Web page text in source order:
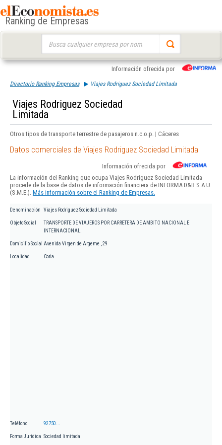
Ranking de Empresas
Información ofrecida por
Directorio Ranking Empresas Viajes Rodriguez Sociedad Limitada
Viajes Rodriguez Sociedad
Limitada
Otros tipos de transporte terrestre de pasajeros n.c.o.p. | Cáceres
Datos comerciales de Viajes Rodriguez Sociedad Limitada
Información ofrecida por
La información del Ranking que ocupa Viajes Rodriguez Sociedad Limitada
procede de la base de datos de información financiera de INFORMA D&B S.A.U.
(S.M.E.). Más información sobre el Ranking de Empresas.
Denominación Viajes Rodriguez Sociedad Limitada
Objeto Social
TRANSPORTE DE VIAJEROS POR CARRETERA DE AMBITO NACIONAL E
INTERNACIONAL.
Domicilio Social Avenida Virgen de Argeme , 29
Localidad Coria
Teléfono 92750...
Forma Jurídica Sociedad limitada